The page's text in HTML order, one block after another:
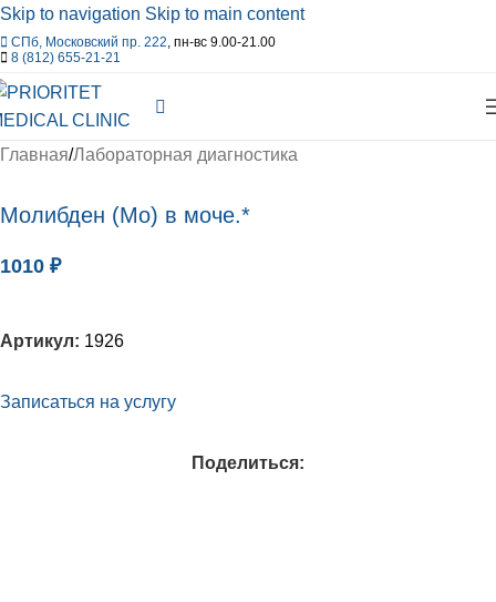
Skip to navigation Skip to main content
СПб, Московский пр. 222, пн-вс 9.00-21.00
8 (812) 655-21-21
Главная/Лабораторная диагностика
Молибден (Mo) в моче.*
1010 ₽
Артикул: 1926
Записаться на услугу
Поделиться: